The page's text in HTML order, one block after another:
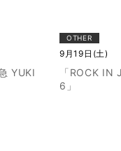
YUKI
OTHER
9月19日(土)
「ROCK IN
6」